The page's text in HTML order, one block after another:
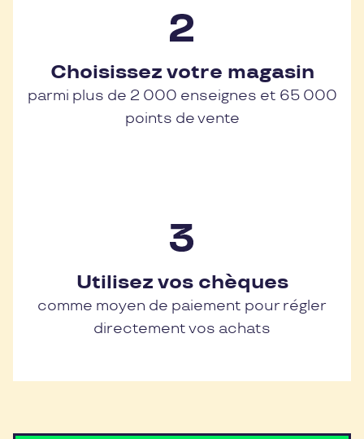
Choisissez votre magasin
parmi plus de 2 000 enseignes et 65 000
points de vente
Utilisez vos chèques
comme moyen de paiement pour régler
directement vos achats